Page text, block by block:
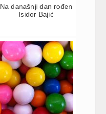
Na današnji dan rođen
Isidor Bajić